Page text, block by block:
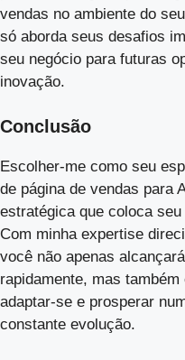
vendas no ambiente do
só aborda seus desafios
seu negócio para futuras
inovação.
Conclusão
Escolher-me como seu
de página de vendas para
estratégica que coloca
Com minha expertise
você não apenas
rapidamente, mas
adaptar-se e prosperar
constante evolução.